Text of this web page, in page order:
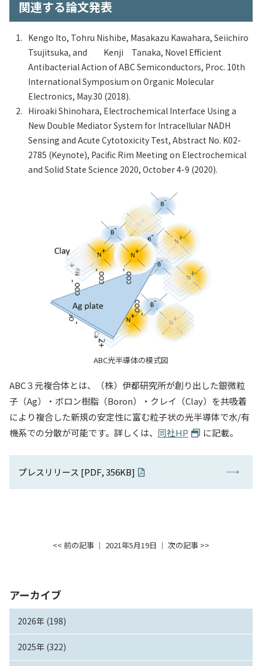
アーカイブ
2026年 (198)
2025年 (322)
関連する論文発表
Kengo Ito, Tohru Nishibe, Masakazu Kawahara, Seiichiro
Tsujitsuka, and Kenji Tanaka, Novel Efficient
Antibacterial Action of ABC Semiconductors, Proc. 10th
International Symposium on Organic Molecular
Electronics, May.30 (2018).
Hiroaki Shinohara, Electrochemical Interface Using a
New Double Mediator System for Intracellular NADH
Sensing and Acute Cytotoxicity Test, Abstract No. K02-
2785 (Keynote), Pacific Rim Meeting on Electrochemical
and Solid State Science 2020, October 4-9 (2020).
ABC光半導体の模式図
ABC３元複合体とは、（株）伊都研究所が創り出した銀微粒
子（Ag）・ボロン樹脂（Boron）・クレイ（Clay）を共吸着
により複合した新規の安定性に富む粒子状の光半導体で水/有
機系での分散が可能です。詳しくは、 同社HP に記載。
プレスリリース [PDF, 356KB]
<< 前の記事 │ 2021年5月19日 │ 次の記事 >>